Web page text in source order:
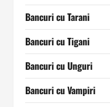
Bancuri cu Tarani
Bancuri cu Tigani
Bancuri cu Unguri
Bancuri cu Vampiri